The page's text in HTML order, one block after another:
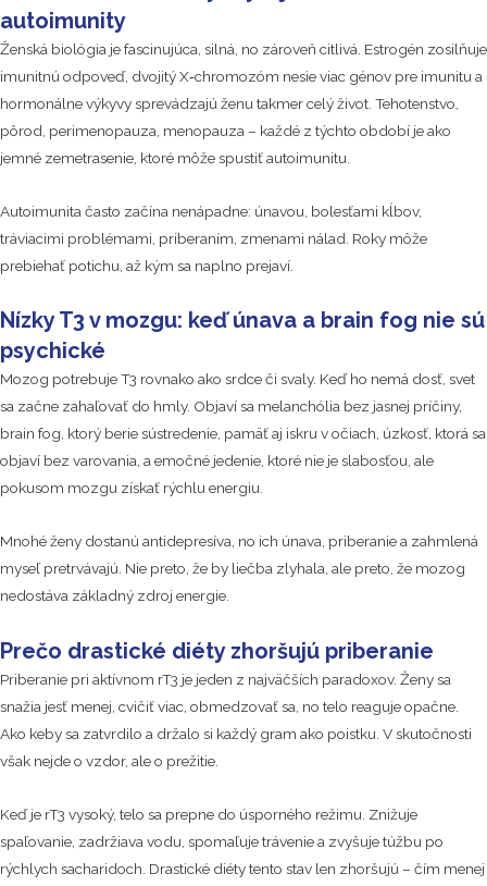
autoimunity
Ženská biológia je fascinujúca, silná, no zároveň citlivá. Estrogén zosilňuje
imunitnú odpoveď, dvojitý X‑chromozóm nesie viac génov pre imunitu a
hormonálne výkyvy sprevádzajú ženu takmer celý život. Tehotenstvo,
pôrod, perimenopauza, menopauza – každé z týchto období je ako
jemné zemetrasenie, ktoré môže spustiť autoimunitu.
Autoimunita často začína nenápadne: únavou, bolesťami kĺbov,
tráviacimi problémami, priberaním, zmenami nálad. Roky môže
prebiehať potichu, až kým sa naplno prejaví.
Nízky T3 v mozgu: keď únava a brain fog nie sú
psychické
Mozog potrebuje T3 rovnako ako srdce či svaly. Keď ho nemá dosť, svet
sa začne zahaľovať do hmly. Objaví sa melanchólia bez jasnej príčiny,
brain fog, ktorý berie sústredenie, pamäť aj iskru v očiach, úzkosť, ktorá sa
objaví bez varovania, a emočné jedenie, ktoré nie je slabosťou, ale
pokusom mozgu získať rýchlu energiu.
Mnohé ženy dostanú antidepresíva, no ich únava, priberanie a zahmlená
myseľ pretrvávajú. Nie preto, že by liečba zlyhala, ale preto, že mozog
nedostáva základný zdroj energie.
Prečo drastické diéty zhoršujú priberanie
Priberanie pri aktívnom rT3 je jeden z najväčších paradoxov. Ženy sa
snažia jesť menej, cvičiť viac, obmedzovať sa, no telo reaguje opačne.
Ako keby sa zatvrdilo a držalo si každý gram ako poistku. V skutočnosti
však nejde o vzdor, ale o prežitie.
Keď je rT3 vysoký, telo sa prepne do úsporného režimu. Znižuje
spaľovanie, zadržiava vodu, spomaľuje trávenie a zvyšuje túžbu po
rýchlych sacharidoch. Drastické diéty tento stav len zhoršujú – čím menej